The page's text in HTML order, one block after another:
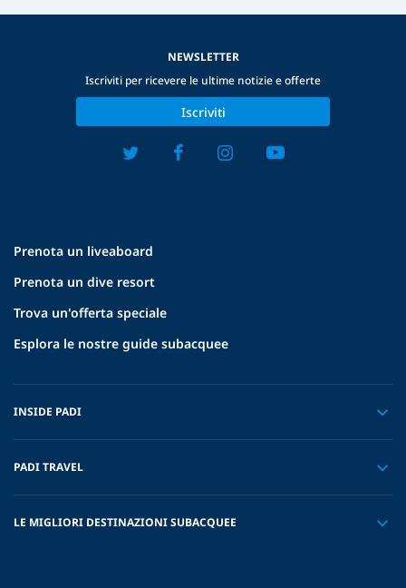
Prenota un liveaboard
Prenota un dive resort
Trova un'offerta speciale
Esplora le nostre guide subacquee
INSIDE PADI
PADI TRAVEL
LE MIGLIORI DESTINAZIONI SUBACQUEE
NEWSLETTER
Iscriviti per ricevere le ultime notizie e offerte
Iscriviti